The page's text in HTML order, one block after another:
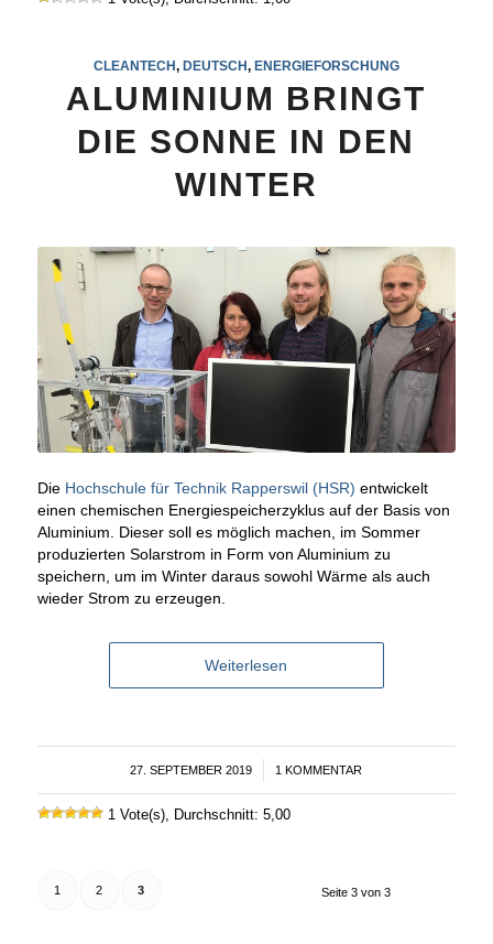
CLEANTECH, DEUTSCH, ENERGIEFORSCHUNG
ALUMINIUM BRINGT
DIE SONNE IN DEN
WINTER
Die Hochschule für Technik Rapperswil (HSR) entwickelt
einen chemischen Energiespeicherzyklus auf der Basis von
Aluminium. Dieser soll es möglich machen, im Sommer
produzierten Solarstrom in Form von Aluminium zu
speichern, um im Winter daraus sowohl Wärme als auch
wieder Strom zu erzeugen.
Weiterlesen
27. SEPTEMBER 2019
/ 1 KOMMENTAR
1 Vote(s), Durchschnitt: 5,00
Seite 3 von 3
1 2 3